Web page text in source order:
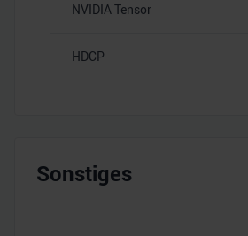
NVIDIA Tensor
HDCP
Sonstiges